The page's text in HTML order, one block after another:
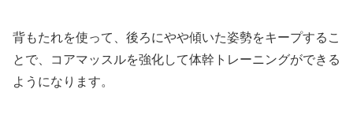
背もたれを使って、後ろにやや傾いた姿勢をキープするこ
とで、コアマッスルを強化して体幹トレーニングができる
ようになります。